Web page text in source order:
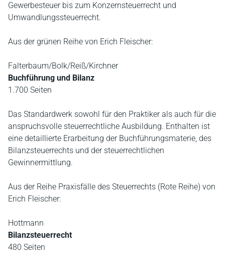
Gewerbesteuer bis zum Konzernsteuerrecht und
Umwandlungssteuerrecht.
Aus der grünen Reihe von Erich Fleischer:
Falterbaum/Bolk/Reiß/Kirchner
Buchführung und Bilanz
1.700 Seiten
Das Standardwerk sowohl für den Praktiker als auch für die
anspruchsvolle steuerrechtliche Ausbildung. Enthalten ist
eine detaillierte Erarbeitung der Buchführungsmaterie, des
Bilanzsteuerrechts und der steuerrechtlichen
Gewinnermittlung.
Aus der Reihe Praxisfälle des Steuerrechts (Rote Reihe) von
Erich Fleischer:
Hottmann
Bilanzsteuerrecht
480 Seiten